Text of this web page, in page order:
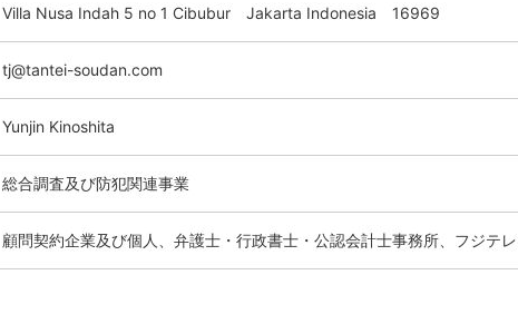
Villa Nusa Indah 5 no 1 Cibubur Jakarta Indonesia 16969
tj@tantei-soudan.com
Yunjin Kinoshita
総合調査及び防犯関連事業
顧問契約企業及び個人、弁護士・行政書士・公認会計士事務所、フジテ